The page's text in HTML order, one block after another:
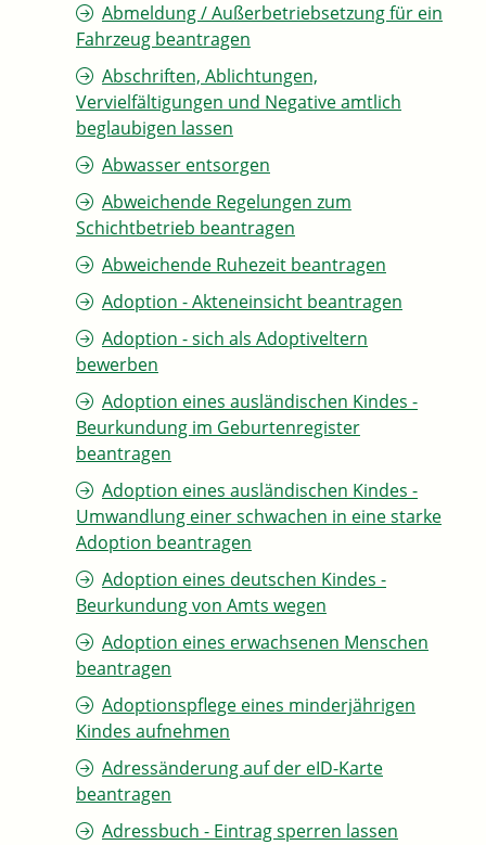
Abmeldung / Außerbetriebsetzung für ein
Fahrzeug beantragen
Abschriften, Ablichtungen,
Vervielfältigungen und Negative amtlich
beglaubigen lassen
Abwasser entsorgen
Abweichende Regelungen zum
Schichtbetrieb beantragen
Abweichende Ruhezeit beantragen
Adoption - Akteneinsicht beantragen
Adoption - sich als Adoptiveltern
bewerben
Adoption eines ausländischen Kindes -
Beurkundung im Geburtenregister
beantragen
Adoption eines ausländischen Kindes -
Umwandlung einer schwachen in eine starke
Adoption beantragen
Adoption eines deutschen Kindes -
Beurkundung von Amts wegen
Adoption eines erwachsenen Menschen
beantragen
Adoptionspflege eines minderjährigen
Kindes aufnehmen
Adressänderung auf der eID-Karte
beantragen
Adressbuch - Eintrag sperren lassen